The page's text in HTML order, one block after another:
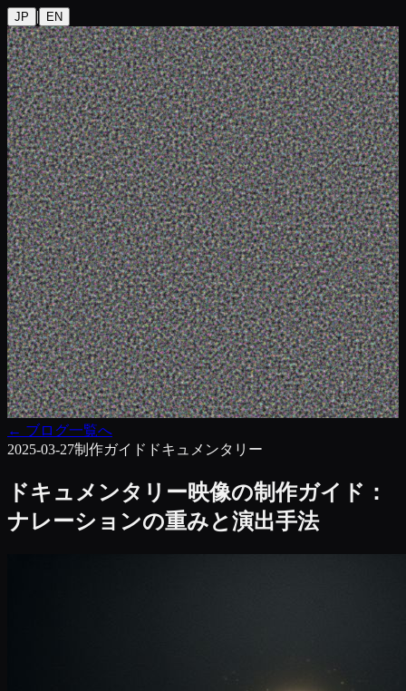
JP | EN
← ブログ一覧へ
2025-03-27制作ガイド ドキュメンタリー
ドキュメンタリー映像の制作ガイド：
ナレーションの重みと演出手法